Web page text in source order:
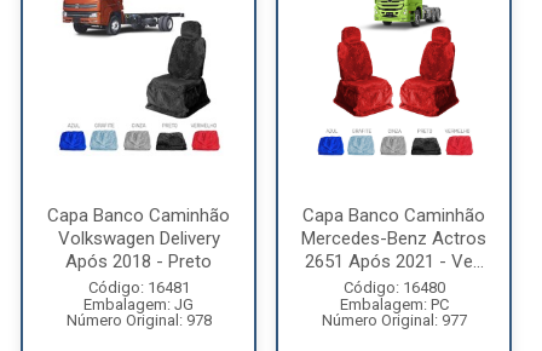
Capa Banco Caminhão
Volkswagen Delivery
Após 2018 - Preto
Código: 16481
Embalagem: JG
Número Original: 978
Capa Banco Caminhão
Mercedes-Benz Actros
2651 Após 2021 - Ve...
Código: 16480
Embalagem: PC
Número Original: 977